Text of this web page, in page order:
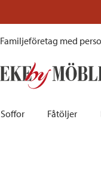
Familjeföretag med
Soffor Fåtöljer